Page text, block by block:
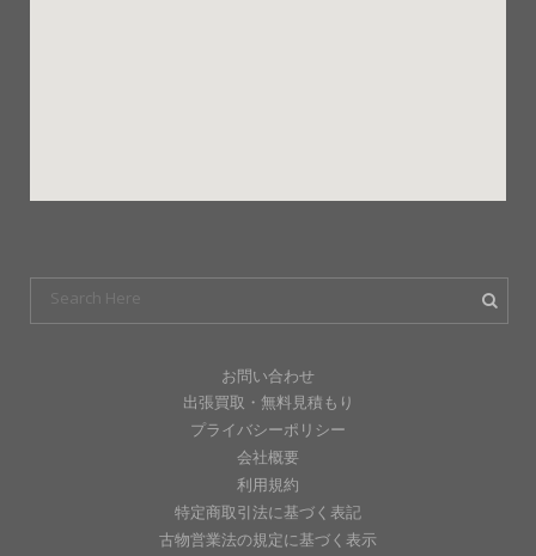
お問い合わせ
出張買取・無料見積もり
プライバシーポリシー
会社概要
利用規約
特定商取引法に基づく表記
古物営業法の規定に基づく表示